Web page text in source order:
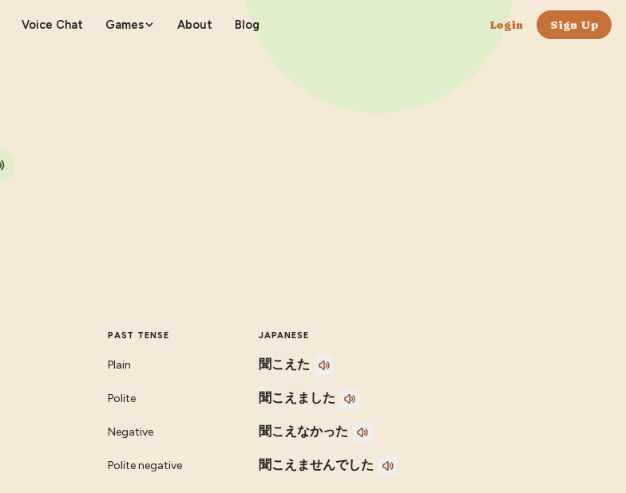
Voice Chat Games About Blog Login Sign Up
PAST TENSE JAPANESE
Plain 聞こえた
Polite 聞こえました
Negative 聞こえなかった
Polite negative 聞こえませんでした